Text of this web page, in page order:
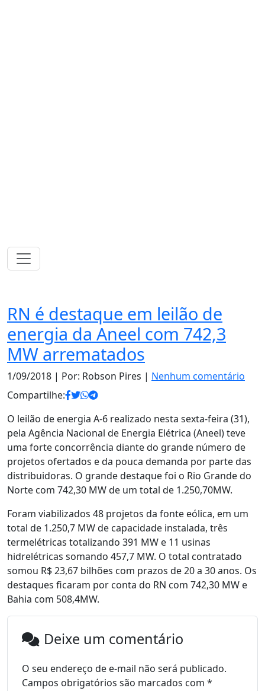
RN é destaque em leilão de
energia da Aneel com 742,3
MW arrematados
1/09/2018 | Por: Robson Pires | Nenhum comentário
Compartilhe:
O leilão de energia A-6 realizado nesta sexta-feira (31),
pela Agência Nacional de Energia Elétrica (Aneel) teve
uma forte concorrência diante do grande número de
projetos ofertados e da pouca demanda por parte das
distribuidoras. O grande destaque foi o Rio Grande do
Norte com 742,30 MW de um total de 1.250,70MW.
Foram viabilizados 48 projetos da fonte eólica, em um
total de 1.250,7 MW de capacidade instalada, três
termelétricas totalizando 391 MW e 11 usinas
hidrelétricas somando 457,7 MW. O total contratado
somou R$ 23,67 bilhões com prazos de 20 a 30 anos. Os
destaques ficaram por conta do RN com 742,30 MW e
Bahia com 508,4MW.
Deixe um comentário
O seu endereço de e-mail não será publicado.
Campos obrigatórios são marcados com *